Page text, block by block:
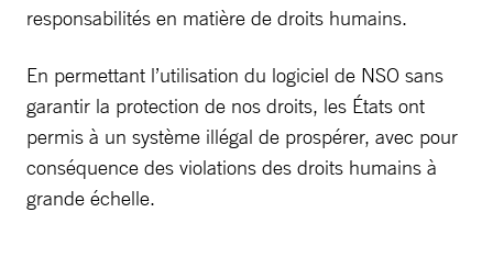
responsabilités en matière de droits humains.
En permettant l’utilisation du logiciel de NSO sans
garantir la protection de nos droits, les États ont
permis à un système illégal de prospérer, avec pour
conséquence des violations des droits humains à
grande échelle.